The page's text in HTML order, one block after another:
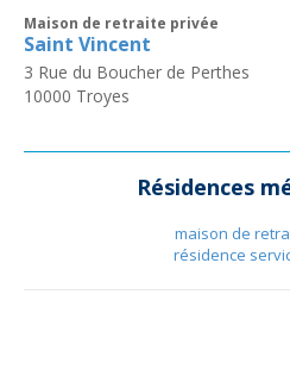
Maison de retraite privée
Saint Vincent
3 Rue du Boucher de Perthes
10000 Troyes
Résidences
maison de
résidence